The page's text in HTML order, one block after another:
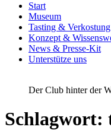
Start
Museum
Tasting & Verkostung
Konzept &
News & Presse-Kit
Unterstütze uns
Der Club hinter der
Schlagwort: